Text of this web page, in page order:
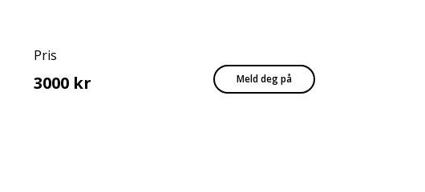
Pris
3000 kr Meld deg på